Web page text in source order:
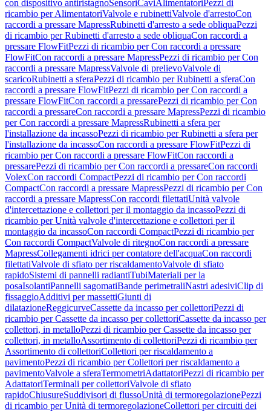
con dispositivo antiristagnoSensoriCaviAlimentatori Pezzi di
ricambio per AlimentatoriValvole e rubinettiValvole d'arrestoCon
raccordi a pressare MapressRubinetti d'arresto a sede obliquaPezzi
di ricambio per Rubinetti d'arresto a sede obliquaCon raccordi a
pressare FlowFitPezzi di ricambio per Con raccordi a pressare
FlowFitCon raccordi a pressare MapressPezzi di ricambio per Con
raccordi a pressare MapressValvole di prelievoValvole di
scaricoRubinetti a sferaPezzi di ricambio per Rubinetti a sferaCon
raccordi a pressare FlowFitPezzi di ricambio per Con raccordi a
pressare FlowFitCon raccordi a pressarePezzi di ricambio per Con
raccordi a pressareCon raccordi a pressare MapressPezzi di ricambio
per Con raccordi a pressare MapressRubinetti a sfera per
l'installazione da incassoPezzi di ricambio per Rubinetti a sfera per
l'installazione da incassoCon raccordi a pressare FlowFitPezzi di
ricambio per Con raccordi a pressare FlowFitCon raccordi a
pressarePezzi di ricambio per Con raccordi a pressareCon raccordi
VolexCon raccordi CompactPezzi di ricambio per Con raccordi
CompactCon raccordi a pressare MapressPezzi di ricambio per Con
raccordi a pressare MapressCon raccordi filettatiUnità valvole
d'intercettazione e collettori per il montaggio da incassoPezzi di
ricambio per Unità valvole d'intercettazione e collettori per il
montaggio da incassoCon raccordi CompactPezzi di ricambio per
Con raccordi CompactValvole di ritegnoCon raccordi a pressare
MapressCollegamenti idrici per contatore dell'acquaCon raccordi
filettatiValvole di sfiato per riscaldamentoValvole di sfiato
rapidoSistemi di pannelli radiantiTubiMateriali per la
posaIsolantiPannelli sagomatiBande perimetraliNastri adesiviClip di
fissaggioAdditivi per massettiGiunti di
dilatazioneReggicurveCassette da incasso per collettoriPezzi di
ricambio per Cassette da incasso per collettoriCassette da incasso per
collettori, in metalloPezzi di ricambio per Cassette da incasso per
collettori, in metalloAssortimento di collettoriPezzi di ricambio per
Assortimento di collettoriCollettori per riscaldamento a
pavimentoPezzi di ricambio per Collettori per riscaldamento a
pavimentoValvole a sferaTermometriAdattatoriPezzi di ricambio per
AdattatoriTerminali per collettoriValvole di sfiato
rapidoChiusureSuddivisori di flussoUnità di termoregolazionePezzi
di ricambio per Unità di termoregolazioneCollettori per circuiti dei